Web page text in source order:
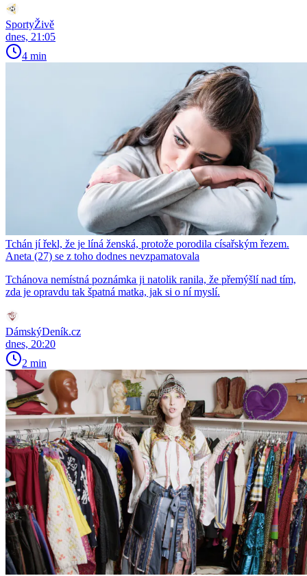
SportyŽivě
dnes, 21:05
4 min
Tchán jí řekl, že je líná ženská, protože porodila císařským řezem.
Aneta (27) se z toho dodnes nevzpamatovala
Tchánova nemístná poznámka ji natolik ranila, že přemýšlí nad tím,
zda je opravdu tak špatná matka, jak si o ní myslí.
DámskýDeník.cz
dnes, 20:20
2 min